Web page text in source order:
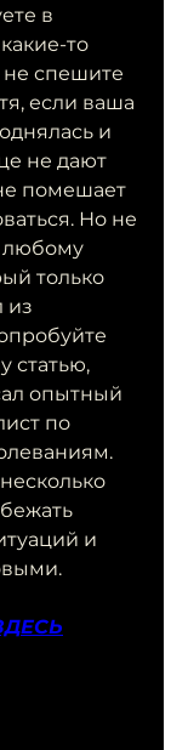
в
то
не спешите
если ваша
и
не дают
помешает
Но не
любому
только
из
статью,
опытный
по
и